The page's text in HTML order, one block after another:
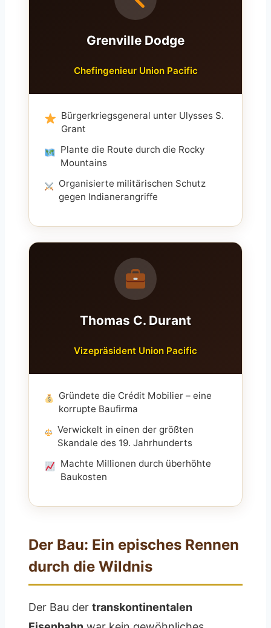
Grenville Dodge
Chefingenieur Union Pacific
Bürgerkriegsgeneral unter Ulysses S.
Grant
Plante die Route durch die Rocky
Mountains
Organisierte militärischen Schutz
gegen Indianerangriffe
Thomas C. Durant
Vizepräsident Union Pacific
Gründete die Crédit Mobilier – eine
korrupte Baufirma
Verwickelt in einen der größten
Skandale des 19. Jahrhunderts
Machte Millionen durch überhöhte
Baukosten
Der Bau: Ein episches Rennen
durch die Wildnis
Der Bau der transkontinentalen